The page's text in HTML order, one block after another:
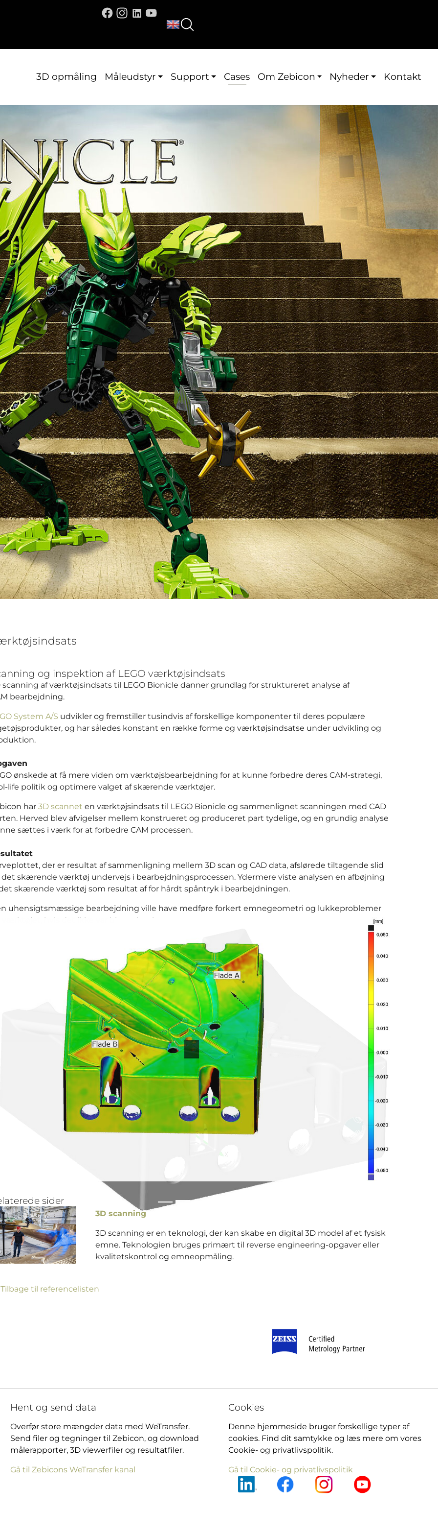
3D opmåling Måleudstyr Support Cases Om Zebicon Nyheder Kontakt
og inspektion af LEGO værktøjsindsats
scanning af værktøjsindsats til LEGO Bionicle danner grundlag for struktureret analyse af
bearbejdning.
System A/S udvikler og fremstiller tusindvis af forskellige komponenter til deres populære
og har således konstant en række forme og værktøjsindsatse under udvikling og
ønskede at få mere viden om værktøjsbearbejdning for at kunne forbedre deres CAM-strategi,
life politik og optimere valget af skærende værktøjer.
har 3D scannet en værktøjsindsats til LEGO Bionicle og sammenlignet scanningen med CAD
Herved blev afvigelser mellem konstrueret og produceret part tydelige, og en grundig analyse
sættes i værk for at forbedre CAM processen.
der er resultat af sammenligning mellem 3D scan og CAD data, afslørede tiltagende slid
det skærende værktøj undervejs i bearbejdningsprocessen. Ydermere viste analysen en afbøjning
skærende værktøj som resultat af for hårdt spåntryk i bearbejdningen.
uhensigtsmæssige bearbejdning ville have medføre forkert emnegeometri og lukkeproblemer
værktøjet, hvis det ikke var blevet korrigeret.
Næste
3D scanning
3D scanning er en teknologi, der kan skabe en digital 3D model af et fysisk
emne. Teknologien bruges primært til reverse engineering-opgaver eller
Tilbage til referencelisten
Send filer og tegninger til Zebicon, og download
Gå til Zebicons WeTransfer kanal
cookies. Find dit samtykke og læs mere om vores
Gå til Cookie- og privatlivspolitik